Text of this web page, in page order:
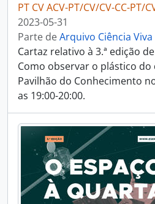
PT CV ACV-PT/CV/CV-CC-PT/
2023-05-31
Parte deArquivo Ciência Viva
Cartaz relativo à 3.ª edição
Como observar o plástico
Pavilhão do Conhecimento
as 19:00-20:00.